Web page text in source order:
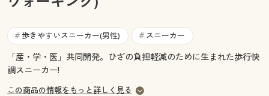
お気に入り
サポート
お気に入り
サポート
ご利用ガイド
# 歩きやすいスニーカー(男性) # スニーカー
「産・学・医」共同開発。ひざの負担軽減のために生まれた歩行快
調スニーカー!
この商品の情報をもっと詳しく見る